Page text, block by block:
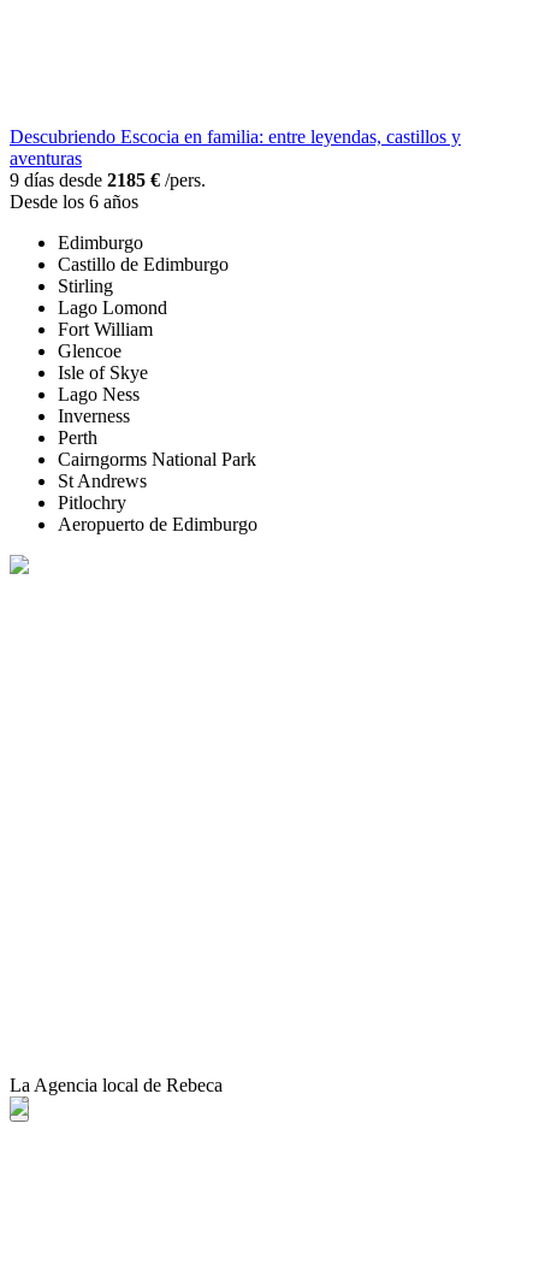
Descubriendo Escocia en familia: entre leyendas, castillos y
aventuras
9 días desde 2185 € /pers.
Desde los 6 años
Edimburgo
Castillo de Edimburgo
Stirling
Lago Lomond
Fort William
Glencoe
Isle of Skye
Lago Ness
Inverness
Perth
Cairngorms National Park
St Andrews
Pitlochry
Aeropuerto de Edimburgo
La Agencia local de Rebeca